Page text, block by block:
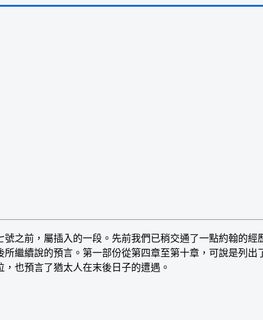
前，屬插入的一段。先前我們已稍交通了一點約翰的經
繼續說的預言。第一部份從第四章至第十章，可說是列
也預言了猶太人在末後日子的遭遇。